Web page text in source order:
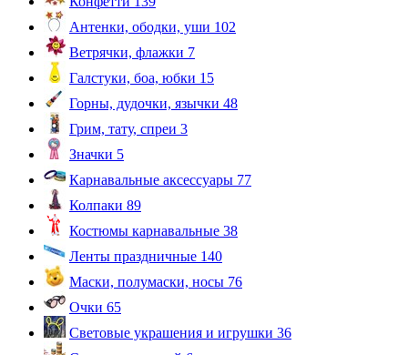
Антенки, ободки, уши 102
Ветрячки, флажки 7
Галстуки, боа, юбки 15
Горны, дудочки, язычки 48
Грим, тату, спреи 3
Значки 5
Карнавальные аксессуары 77
Колпаки 89
Костюмы карнавальные 38
Ленты праздничные 140
Маски, полумаски, носы 76
Очки 65
Световые украшения и игрушки 36